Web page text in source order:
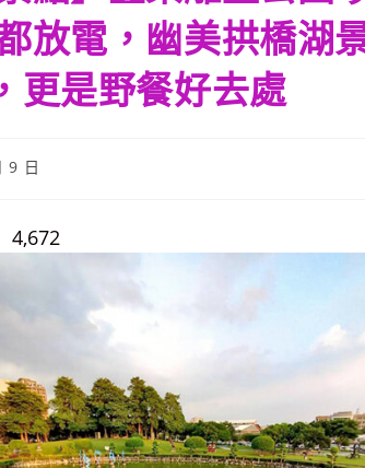
放電，幽美拱橋湖
更是野餐好去處
9 日
4,672